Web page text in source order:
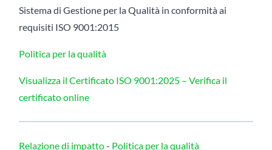
Sistema di Gestione per la Qualità in conformità ai
requisiti ISO 9001:2015
Politica per la qualità
Visualizza il Certificato ISO 9001:2025 –Verifica il
certificato online
Relazione di impatto- Politica per la qualità